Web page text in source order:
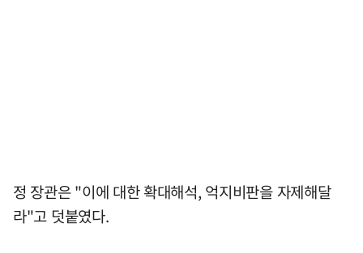
정 장관은 "이에 대한 확대해석, 억지비판을 자제해달
라"고 덧붙였다.